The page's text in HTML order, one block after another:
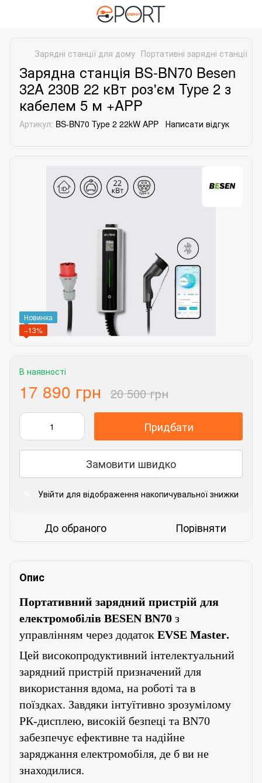
Зарядні станції для дому Портативні зарядні станції
Зарядна станція BS-BN70 Besen
32A 230В 22 кВт роз'єм Type 2 з
кабелем 5 м +APP
Артикул: BS-BN70 Type 2 22kW APP Написати відгук
Новинка
−13%
В наявності
17 890 грн 20 500 грн
Придбати
Замовити швидко
Увійти для відображення накопичувальної знижки
До обраного Порівняти
Опис
Портативний зарядний пристрій для
електромобілів BESEN BN70 з
управлінням через додаток EVSE Master.
Цей високопродуктивний інтелектуальний
зарядний пристрій призначений для
використання вдома, на роботі та в
поїздках. Завдяки інтуїтивно зрозумілому
РК-дисплею, високій безпеці та BN70
забезпечує ефективне та надійне
заряджання електромобіля, де б ви не
знаходилися.